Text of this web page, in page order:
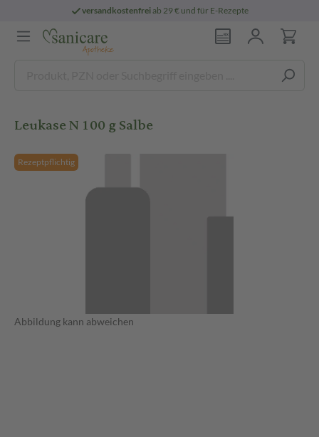
versandkostenfreiab 29 € und für E-Rezepte
Leukase N 100 g Salbe
Rezeptpflichtig
Abbildung kann abweichen